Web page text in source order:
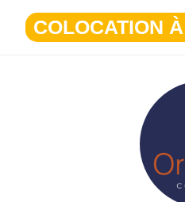
contenu
COLOCATION